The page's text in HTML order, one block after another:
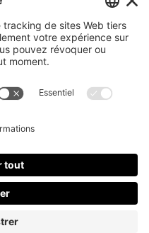
j’acceptela politique de